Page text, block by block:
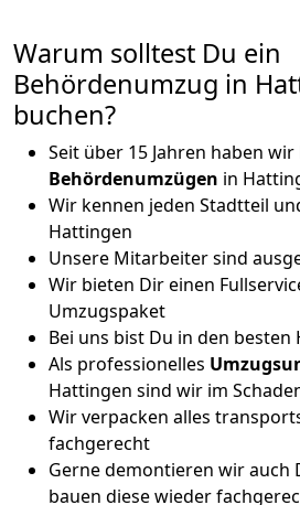
Warum solltest Du ein
Behördenumzug in
buchen?
Seit über 15 Jahren haben wir
Behördenumzügen in
Wir kennen jeden Stadtteil
Hattingen
Unsere Mitarbeiter sind
Wir bieten Dir einen
Umzugspaket
Bei uns bist Du in den besten
Als professionelles
Hattingen sind wir im
Wir verpacken alles
fachgerecht
Gerne demontieren wir auch
bauen diese wieder